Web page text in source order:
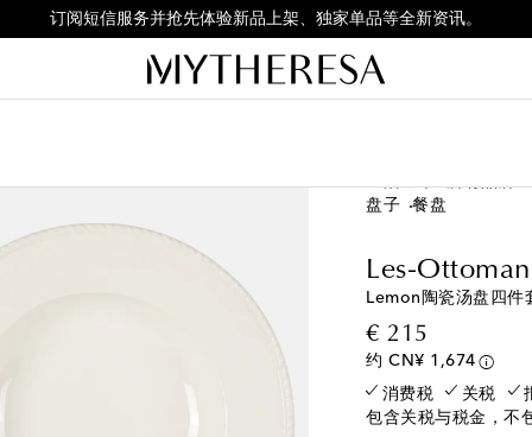
订阅短信服务并抢先体验新品上架、独家单品等全新资讯。
盘子
餐盘
Les-
Lemon陶瓷汤盘四件
€ 215original
约 CN¥ 1,674
消费税
关税
包含关税与税金，不